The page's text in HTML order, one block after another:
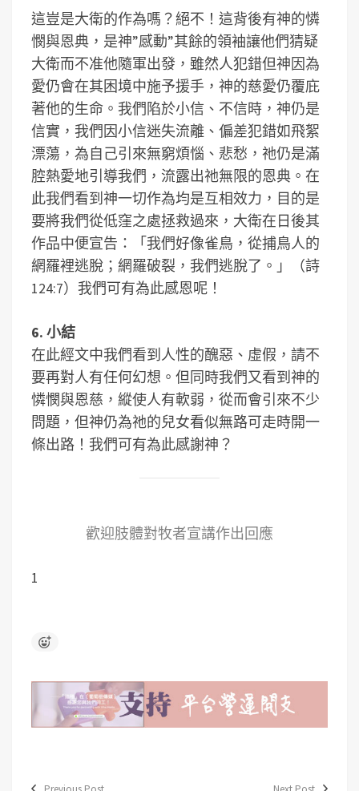
這豈是大衛的作為嗎？絕不！這背後有神的憐
憫與恩典，是神”感動”其餘的領袖讓他們猜疑
大衛而不准他隨軍出發，雖然人犯錯但神因為
愛仍會在其困境中施予援手，神的慈愛仍覆庇
著他的生命。我們陷於小信、不信時，神仍是
信實，我們因小信迷失流離、偏差犯錯如飛絮
漂蕩，為自己引來無窮煩惱、悲愁，祂仍是滿
腔熱愛地引導我們，流露出祂無限的恩典。在
此我們看到神一切作為均是互相效力，目的是
要將我們從低窪之處拯救過來，大衛在日後其
作品中便宣告：「我們好像雀鳥，從捕鳥人的
網羅裡逃脫；網羅破裂，我們逃脫了。」（詩
124:7）我們可有為此感恩呢！
6. 小結
在此經文中我們看到人性的醜惡、虛假，請不
要再對人有任何幻想。但同時我們又看到神的
憐憫與恩慈，縱使人有軟弱，從而會引來不少
問題，但神仍為祂的兒女看似無路可走時開一
條出路！我們可有為此感謝神？
歡迎肢體對牧者宣講作出回應
1